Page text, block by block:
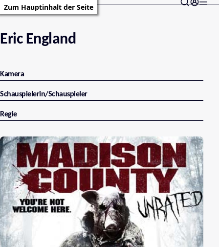
Zum Hauptinhalt der Seite
Eric England
Kamera
Schauspielerin/Schauspieler
Regie